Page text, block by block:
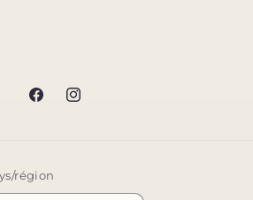
FacebookInstagram
région